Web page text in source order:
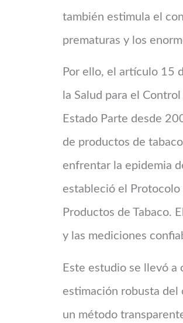
también estimula el
prematuras y los
Por ello, el artículo 15
la Salud para el
Estado Parte desde
de productos de
enfrentar la epidemia
estableció el
Productos de Tabaco.
y las mediciones
Este estudio se llevó
estimación robusta
un método